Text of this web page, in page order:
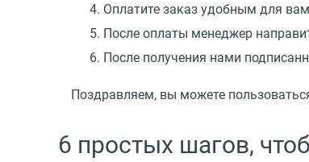
Оплатите заказ удобным для
После оплаты менеджер
После получения нами
Поздравляем, вы можете
6 простых шагов,